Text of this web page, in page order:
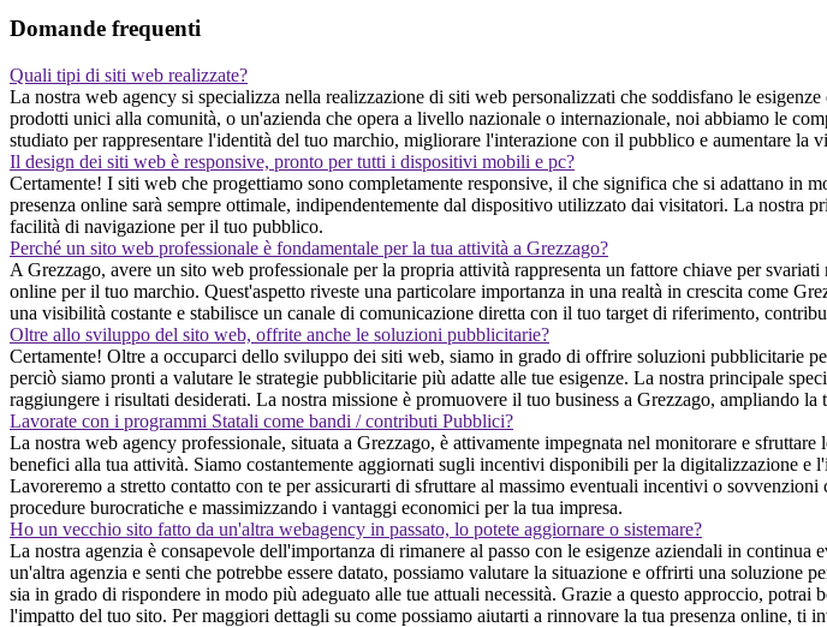
Domande frequenti
Quali tipi di siti web realizzate?
La nostra web agency si specializza nella realizzazione di siti web personalizzati che soddisfano le
prodotti unici alla comunità, o un'azienda che opera a livello nazionale o internazionale, noi abbiamo le
studiato per rappresentare l'identità del tuo marchio, migliorare l'interazione con il pubblico e aumentare
Il design dei siti web è responsive, pronto per tutti i dispositivi mobili e pc?
Certamente! I siti web che progettiamo sono completamente responsive, il che significa che si adattano in
presenza online sarà sempre ottimale, indipendentemente dal dispositivo utilizzato dai visitatori. La nostra
facilità di navigazione per il tuo pubblico.
Perché un sito web professionale è fondamentale per la tua attività a Grezzago?
A Grezzago, avere un sito web professionale per la propria attività rappresenta un fattore chiave per
online per il tuo marchio. Quest'aspetto riveste una particolare importanza in una realtà in crescita come
una visibilità costante e stabilisce un canale di comunicazione diretta con il tuo target di riferimento,
Oltre allo sviluppo del sito web, offrite anche le soluzioni pubblicitarie?
Certamente! Oltre a occuparci dello sviluppo dei siti web, siamo in grado di offrire soluzioni pubblicitarie
perciò siamo pronti a valutare le strategie pubblicitarie più adatte alle tue esigenze. La nostra principale
raggiungere i risultati desiderati. La nostra missione è promuovere il tuo business a Grezzago, ampliando la
Lavorate con i programmi Statali come bandi / contributi Pubblici?
La nostra web agency professionale, situata a Grezzago, è attivamente impegnata nel monitorare e
benefici alla tua attività. Siamo costantemente aggiornati sugli incentivi disponibili per la digitalizzazione
Lavoreremo a stretto contatto con te per assicurarti di sfruttare al massimo eventuali incentivi o
procedure burocratiche e massimizzando i vantaggi economici per la tua impresa.
Ho un vecchio sito fatto da un'altra webagency in passato, lo potete aggiornare o sistemare?
La nostra agenzia è consapevole dell'importanza di rimanere al passo con le esigenze aziendali in
un'altra agenzia e senti che potrebbe essere datato, possiamo valutare la situazione e offrirti una
sia in grado di rispondere in modo più adeguato alle tue attuali necessità. Grazie a questo approccio,
l'impatto del tuo sito. Per maggiori dettagli su come possiamo aiutarti a rinnovare la tua presenza online, ti